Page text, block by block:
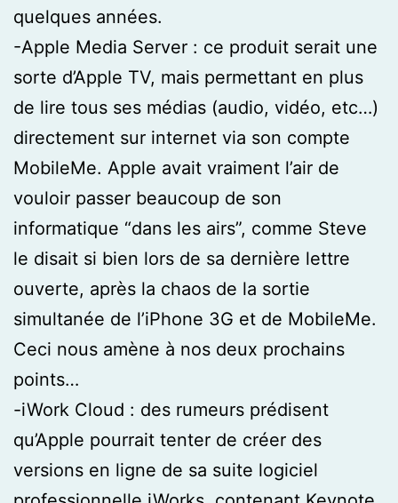
quelques années.
-Apple Media Server : ce produit serait une
sorte d’Apple TV, mais permettant en plus
de lire tous ses médias (audio, vidéo, etc…)
directement sur internet via son compte
MobileMe. Apple avait vraiment l’air de
vouloir passer beaucoup de son
informatique “dans les airs”, comme Steve
le disait si bien lors de sa dernière lettre
ouverte, après la chaos de la sortie
simultanée de l’iPhone 3G et de MobileMe.
Ceci nous amène à nos deux prochains
points…
-iWork Cloud : des rumeurs prédisent
qu’Apple pourrait tenter de créer des
versions en ligne de sa suite logiciel